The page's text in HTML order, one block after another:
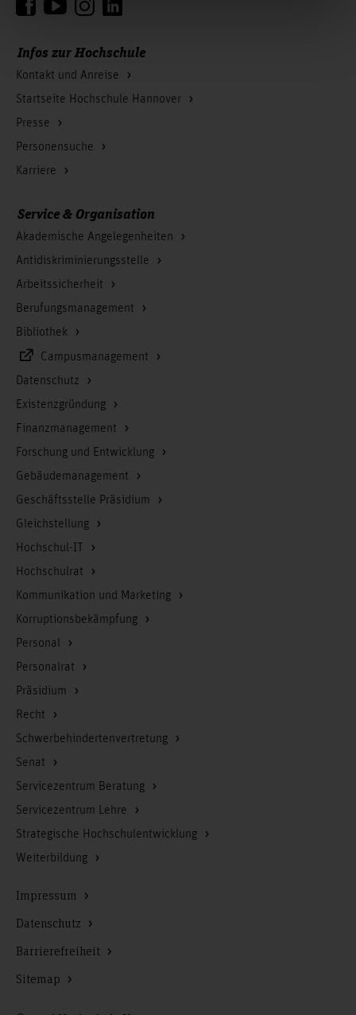
Infos zur Hochschule
Kontakt und Anreise
Startseite Hochschule Hannover
Presse
Personensuche
Karriere
Service & Organisation
Akademische Angelegenheiten
Antidiskriminierungsstelle
Arbeitssicherheit
Berufungsmanagement
Bibliothek
Campusmanagement
Datenschutz
Existenzgründung
Finanzmanagement
Forschung und Entwicklung
Gebäudemanagement
Geschäftsstelle Präsidium
Gleichstellung
Hochschul-IT
Hochschulrat
Kommunikation und Marketing
Korruptionsbekämpfung
Personal
Personalrat
Präsidium
Recht
Schwerbehindertenvertretung
Senat
Servicezentrum Beratung
Servicezentrum Lehre
Strategische Hochschulentwicklung
Weiterbildung
Impressum
Datenschutz
Barrierefreiheit
Sitemap